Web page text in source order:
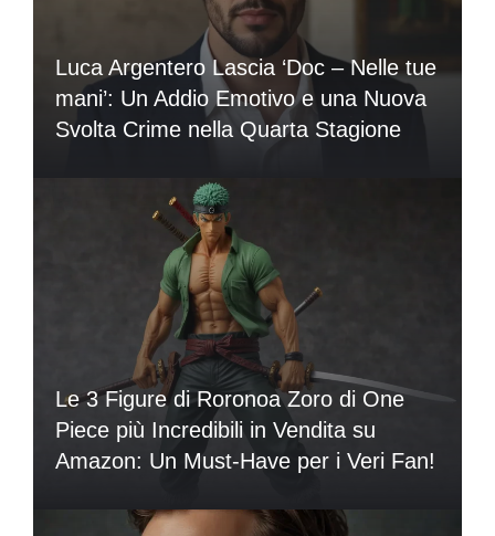
Luca Argentero Lascia ‘Doc – Nelle tue
mani’: Un Addio Emotivo e una Nuova
Svolta Crime nella Quarta Stagione
Le 3 Figure di Roronoa Zoro di One
Piece più Incredibili in Vendita su
Amazon: Un Must-Have per i Veri Fan!